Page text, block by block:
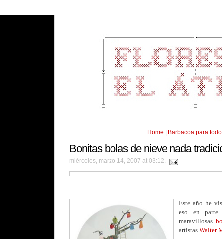
Home | Barbacoa para
Bonitas bolas de nieve nada
miércoles, marzo 14, 2007 at 03:12.
Este año he
eso en parte
maravillosas
artistas Walter